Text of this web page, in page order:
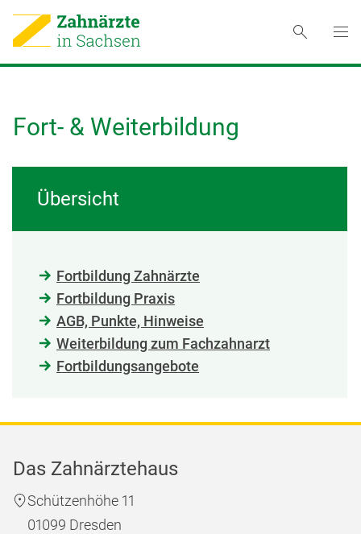
Fort- & Weiterbildung
Übersicht
Fortbildung Zahnärzte
Fortbildung Praxis
AGB, Punkte, Hinweise
Weiterbildung zum Fachzahnarzt
Fortbildungsangebote
Das Zahnärztehaus
Schützenhöhe 11
01099 Dresden